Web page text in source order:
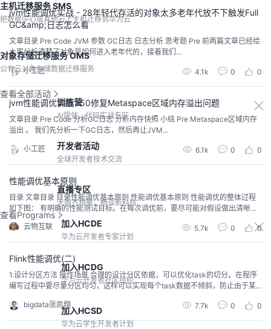
主机迁移服务 SMS
把数据中心或其他云上主机迁移到华为云
对象存储迁移服务 OMS
公有云对象存储数据迁移服务
查看全部活动
训练营
AI提效，代码实战专区
开发者活动
全球开发者技术交流
直播专区
大咖齐相聚，畅谈新科技
查看Programs
加入HCDE
华为云开发者专家计划
加入HCDG
华为云开发者社区组织
加入HCSD
华为云学生开发者计划
jvm性能调优实战 - 28年轻代存活的对象太多老年代放不下触发Full
GC&amp;日志怎么看
文章目录 Pre Code JVM 参数 GC日志 日志分析 思考题 Pre 前两篇文章已经给
大家分析清楚了对象是如何进入老年代的，接着我们...
小工匠 4.1k 0 0
jvm性能调优实战 -50修复Metaspace区域内存溢出问题
文章目录 Pre Code 分析GC日志 分析内存快照 小结 Pre Metaspace区域内存
溢出 。 我们先分析一下GC日志，然后再让JVM...
小工匠 6.1k 0 0
性能调优基本原则
目录 文章目录 目录性能调优基本原则 性能调优基本原则 性能调优的整体过程
如下图： 有明确的性能测试目标。在每次调优前，要尽可能对假设做出清晰
的、明确的表述。每次调优仅执行一个配置变更。
云物互联
5.7k 0 0
Flink性能调优(二)
1.设计分区方法 操作场景 合理的设计分区依据，可以优化task的切分。在程序
编写过程中要尽量分区均匀，这样可以实现每个task数据不倾斜，防止由于某
法。 •随机分区：将元素随机地进行分区。dataStream.shuffle(); •Rebalancin
g (Round-robin partitioni...
bigdata张凯翔 7.7k 0 0